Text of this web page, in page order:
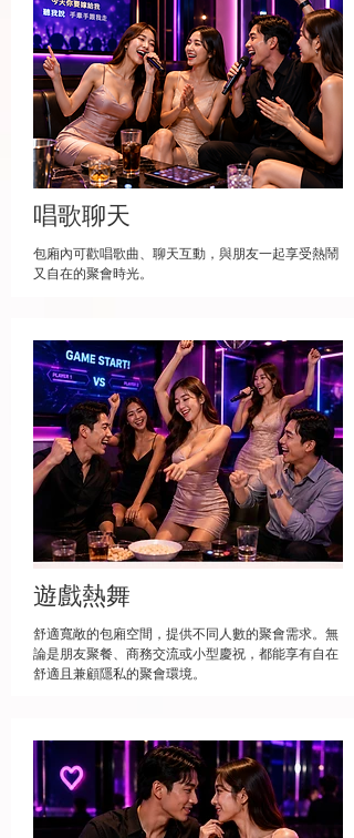
唱歌聊天
包廂內可歡唱歌曲、聊天互動，與朋友一起享受熱鬧
又自在的聚會時光。
遊戲熱舞
舒適寬敞的包廂空間，提供不同人數的聚會需求。無
論是朋友聚餐、商務交流或小型慶祝，都能享有自在
舒適且兼顧隱私的聚會環境。